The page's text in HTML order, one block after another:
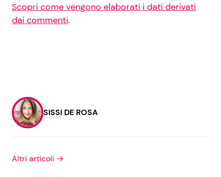
Scopri come vengono elaborati i dati derivati
dai commenti.
SISSI DE ROSA
Altri articoli →